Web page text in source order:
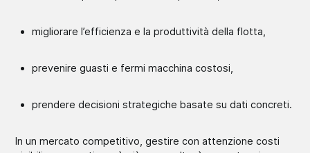
migliorare l’efficienza e la produttività della flotta,
prevenire guasti e fermi macchina costosi,
prendere decisioni strategiche basate su dati concreti.
In un mercato competitivo, gestire con attenzione costi